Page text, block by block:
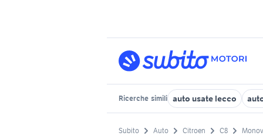
Ricerche simili auto usate lecco
Subito Auto Citroen C8